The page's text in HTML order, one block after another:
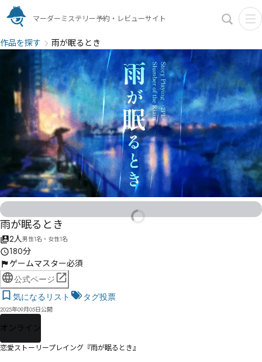
マーダーミステリー予約・レビューサイト
作品を探す 雨が眠るとき
雨が眠るとき
2人男性1名・女性1名
180分
ゲームマスター必須
公式ページ
気になるリスト
タグ投票
2025年09月05日公開
オンライン
恋愛ストーリープレイング『雨が眠るとき』